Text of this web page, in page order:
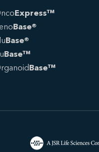
Express™
Base®
Base®
Base™
Base™